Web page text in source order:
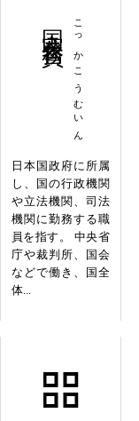
こっかこうむいん
国家公務員
日本国政府に所属
し、国の行政機関
や立法機関、司法
機関に勤務する職
員を指す。 中央省
庁や裁判所、国会
などで働き、国全
体...